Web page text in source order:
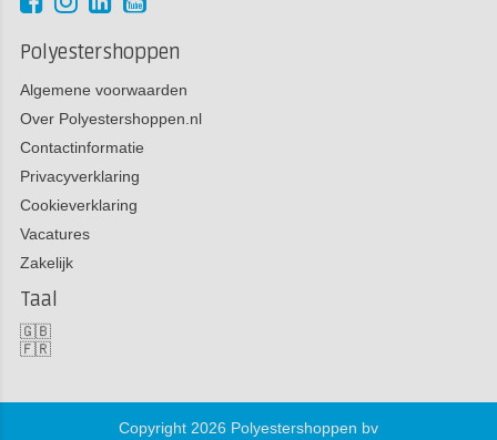
Polyestershoppen
Algemene voorwaarden
Over Polyestershoppen.nl
Contactinformatie
Privacyverklaring
Cookieverklaring
Vacatures
Zakelijk
Taal
🇬🇧
🇫🇷
Copyright 2026 Polyestershoppen bv